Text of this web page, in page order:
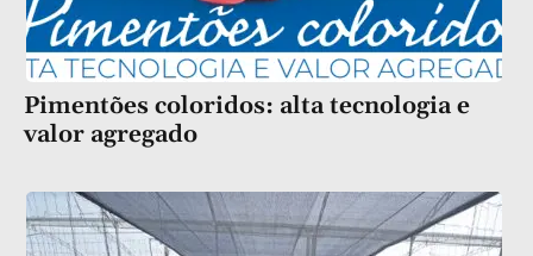
Pimentões coloridos: alta tecnologia e
valor agregado